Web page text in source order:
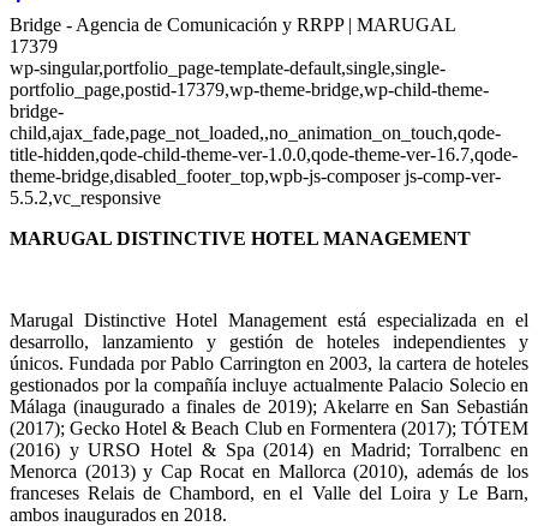
Bridge - Agencia de Comunicación y RRPP | MARUGAL
17379
wp-singular,portfolio_page-template-default,single,single-
portfolio_page,postid-17379,wp-theme-bridge,wp-child-theme-
bridge-
child,ajax_fade,page_not_loaded,,no_animation_on_touch,qode-
title-hidden,qode-child-theme-ver-1.0.0,qode-theme-ver-16.7,qode-
theme-bridge,disabled_footer_top,wpb-js-composer js-comp-ver-
5.5.2,vc_responsive
MARUGAL DISTINCTIVE HOTEL MANAGEMENT
Marugal Distinctive Hotel Management está especializada en el
desarrollo, lanzamiento y gestión de hoteles independientes y
únicos. Fundada por Pablo Carrington en 2003, la cartera de hoteles
gestionados por la compañía incluye actualmente Palacio Solecio en
Málaga (inaugurado a finales de 2019); Akelarre en San Sebastián
(2017); Gecko Hotel & Beach Club en Formentera (2017); TÓTEM
(2016) y URSO Hotel & Spa (2014) en Madrid; Torralbenc en
Menorca (2013) y Cap Rocat en Mallorca (2010), además de los
franceses Relais de Chambord, en el Valle del Loira y Le Barn,
ambos inaugurados en 2018.